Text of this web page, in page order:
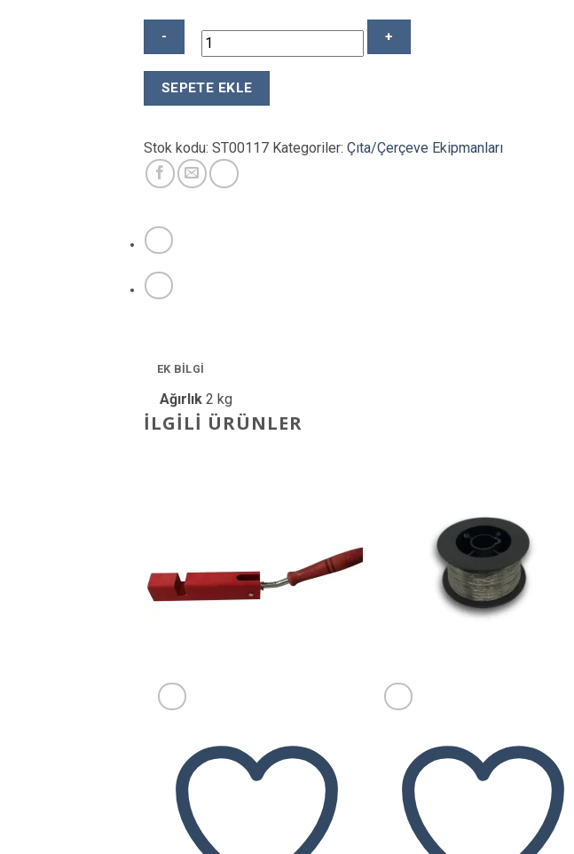
TELİ
adet
SEPETE EKLE
Stok kodu: ST00117 Kategoriler: Çıta/Çerçeve Ekipmanları
EK BILGI
Ağırlık 2 kg
İLGILI ÜRÜNLER